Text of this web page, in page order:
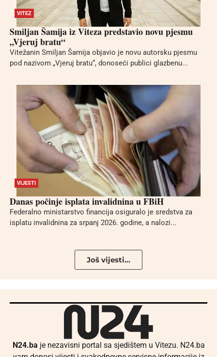
VITEZ
Smiljan Šamija iz Viteza predstavio novu pjesmu
„Vjeruj bratu“
Vitežanin Smiljan Šamija objavio je novu autorsku pjesmu
pod nazivom „Vjeruj bratu“, donoseći publici glazbenu...
VIJESTI
Danas počinje isplata invalidnina u FBiH
Federalno ministarstvo financija osiguralo je sredstva za
isplatu invalidnina za srpanj 2026. godine, a nalozi...
Još vijesti...
N24.ba je nezavisni portal sa sjedištem u Vitezu. N24.ba